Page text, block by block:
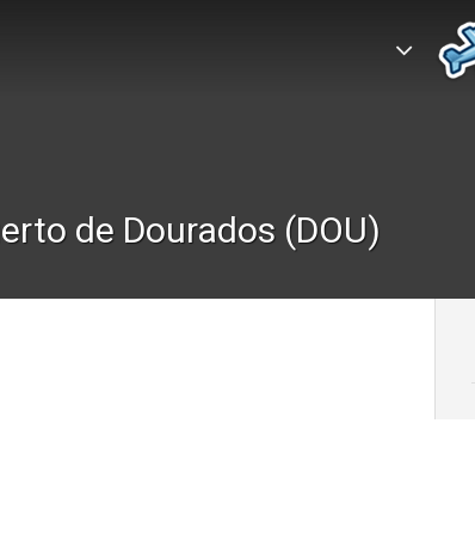
de Dourados (DOU)